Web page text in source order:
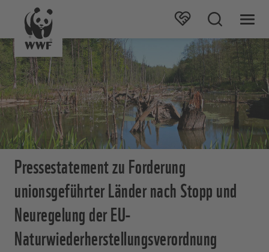
Pressestatement zu Forderung
unionsgeführter Länder nach Stopp und
Neuregelung der EU-
Naturwiederherstellungsverordnung